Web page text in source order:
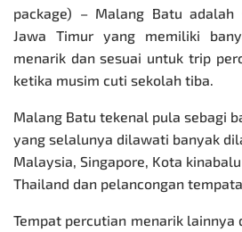
package) – Malang Batu
Jawa Timur yang memiliki
menarik dan sesuai untuk trip
ketika musim cuti sekolah tiba.
Malang Batu tekenal pula sebagi
yang selalunya dilawati banyak
Malaysia, Singapore, Kota
Thailand dan pelancongan
Tempat percutian menarik lainnya